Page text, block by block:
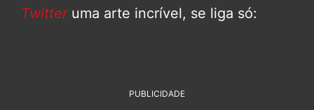
Twitteruma arte incrível, se liga só:
PUBLICIDADE